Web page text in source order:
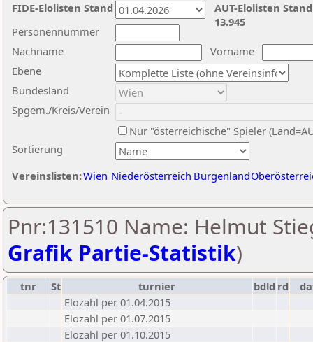
Nachname
Vorname
Ebene
Sortierung
Personennummer
Bundesland
Spgem./Kreis/Verein
Nur "österreichische" Spieler
Vereinslisten:Wien Niederösterreich Burgenland
AUT-Elolisten
13.945
FIDE-Elolisten Stand
Pnr:131510 Name: Helmut
Grafik Partie-Statistik)
tnr St turnier bdld rd
Elozahl per 01.04.2015
Elozahl per 01.07.2015
Elozahl per 01.10.2015